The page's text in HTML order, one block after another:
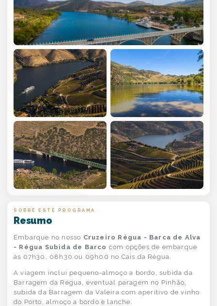
+1
SOBRE ESTE PROGRAMA
Resumo
Embarque no nosso Cruzeiro Régua - Barca de Alva
- Régua Subida de Barco com opções de embarque
às 07h30, 08h30 ou 09h00 no Cais da Régua.
A viagem inclui pequeno-almoço a bordo, subida da
Barragem da Régua, eventual paragem no Pinhão,
subida da Barragem da Valeira com aperitivo de vinho
do Porto, almoço a bordo e lanche.